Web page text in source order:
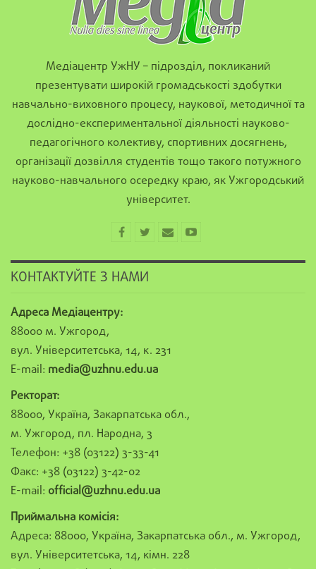
Медіацентр УжНУ – підрозділ, покликаний
презентувати широкій громадськості здобутки
навчально-виховного процесу, наукової, методичної та
дослідно-експериментальної діяльності науково-
педагогічного колективу, спортивних досягнень,
організації дозвілля студентів тощо такого потужного
науково-навчального осередку краю, як Ужгородський
університет.
КОНТАКТУЙТЕ З НАМИ
Адреса Медіацентру:
88000 м. Ужгород,
вул. Університетська, 14, к. 231
E-mail: media@uzhnu.edu.ua
Ректорат:
88000, Україна, Закарпатська обл.,
м. Ужгород, пл. Народна, 3
Телефон: +38 (03122) 3-33-41
Факс: +38 (03122) 3-42-02
E-mail: official@uzhnu.edu.ua
Приймальна комісія:
Адреса: 88000, Україна, Закарпатська обл., м. Ужгород,
вул. Університетська, 14, кімн. 228